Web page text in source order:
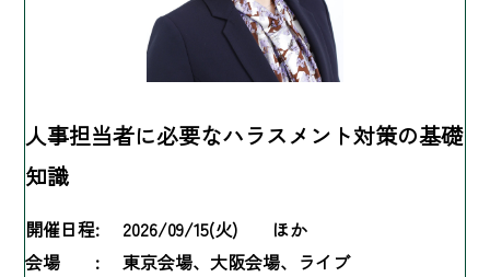
人事担当者に必要なハラスメント対策の基礎
知識
開催日程:
2026/09/15(火) ほか
会場 :
東京会場、大阪会場、ライブ